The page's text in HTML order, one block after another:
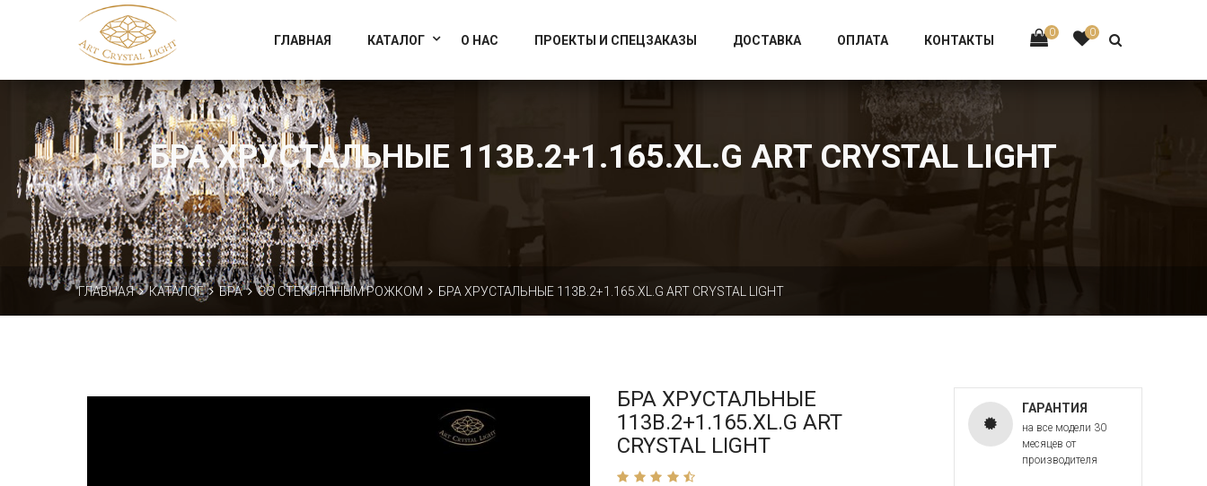
Официальный магазин фабрики Art Crystal Light
0 0
ГЛАВНАЯ КАТАЛОГ О НАС ПРОЕКТЫ И СПЕЦЗАКАЗЫ ДОСТАВКА ОПЛАТА КОНТАКТЫ
БРА ХРУСТАЛЬНЫЕ 113B.2+1.165.XL.G ART CRYSTAL LIGHT
ГЛАВНАЯ КАТАЛОГ БРА СО СТЕКЛЯННЫМ РОЖКОМ БРА ХРУСТАЛЬНЫЕ 113B.2+1.165.XL.G ART CRYSTAL LIGHT
БРА ХРУСТАЛЬНЫЕ
113B.2+1.165.XL.G ART
CRYSTAL LIGHT
ГАРАНТИЯ
на все модели 30
месяцев от
производителя